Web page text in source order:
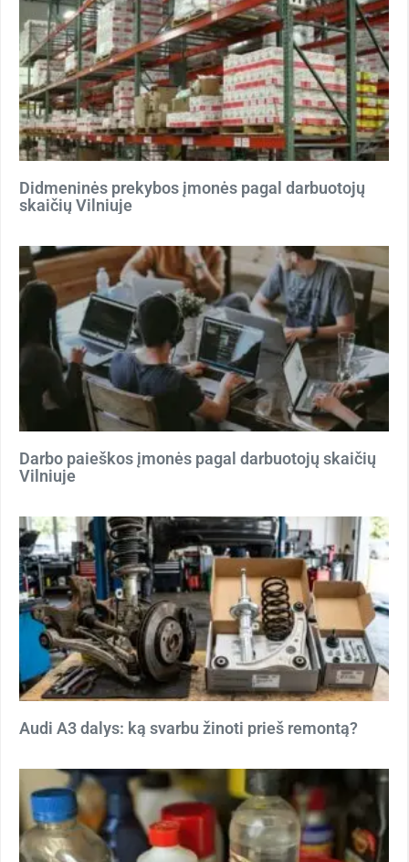
Didmeninės prekybos įmonės pagal darbuotojų
skaičių Vilniuje
Darbo paieškos įmonės pagal darbuotojų skaičių
Vilniuje
Audi A3 dalys: ką svarbu žinoti prieš remontą?